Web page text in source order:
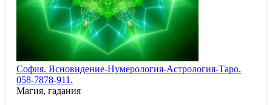
София. Ясновидение-Нумерология-Астрология-Таро.
058-7878-911.
Магия, гадания